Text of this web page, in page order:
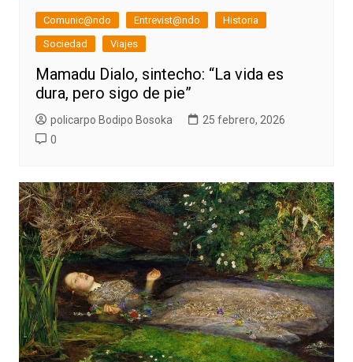
Comunic@ndo Entrevist@ndo
Historia
Sociedad
Viajes
Mamadu Dialo, sintecho: “La vida es
dura, pero sigo de pie”
policarpo Bodipo Bosoka
25 febrero, 2026
0